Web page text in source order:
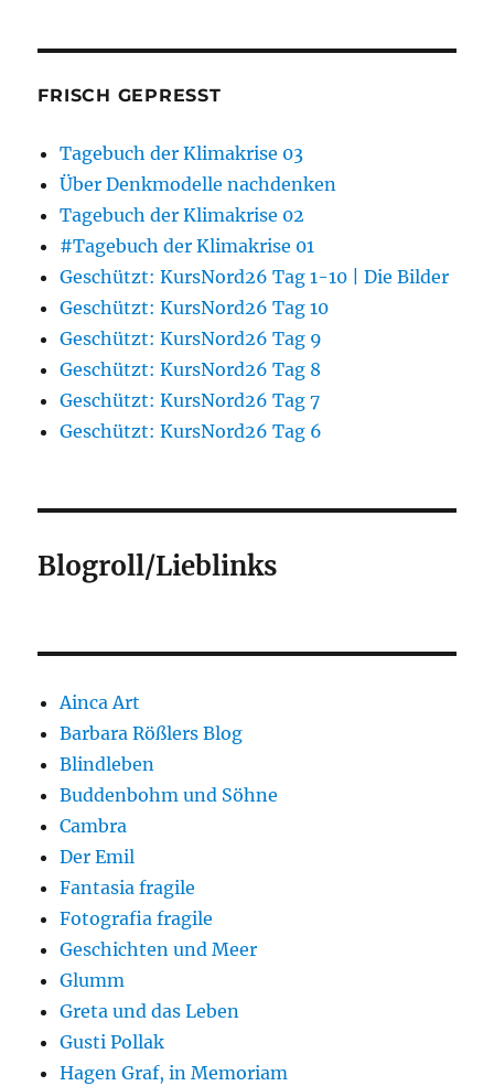
FRISCH GEPRESST
Tagebuch der Klimakrise 03
Über Denkmodelle nachdenken
Tagebuch der Klimakrise 02
#Tagebuch der Klimakrise 01
Geschützt: KursNord26 Tag 1-10 | Die Bilder
Geschützt: KursNord26 Tag 10
Geschützt: KursNord26 Tag 9
Geschützt: KursNord26 Tag 8
Geschützt: KursNord26 Tag 7
Geschützt: KursNord26 Tag 6
Blogroll/Lieblinks
Ainca Art
Barbara Rößlers Blog
Blindleben
Buddenbohm und Söhne
Cambra
Der Emil
Fantasia fragile
Fotografia fragile
Geschichten und Meer
Glumm
Greta und das Leben
Gusti Pollak
Hagen Graf, in Memoriam